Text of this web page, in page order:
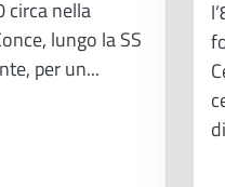
circa nella
lungo la SS
per un...